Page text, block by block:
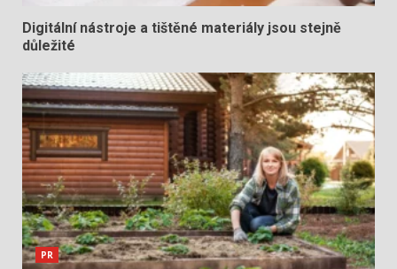
Digitální nástroje a tištěné materiály jsou stejně
důležité
PR